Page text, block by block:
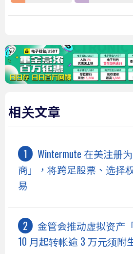
相关文章
Wintermute 在美注册
商」，将跨足股票、选择
易
金管会推动虚拟资产「
10 月起转帐逾 3 万元须附